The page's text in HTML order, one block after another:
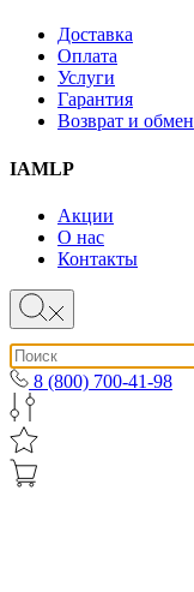
Доставка
Оплата
Услуги
Гарантия
Возврат и обмен
IAMLP
Акции
О нас
Контакты
8 (800) 700-41-98